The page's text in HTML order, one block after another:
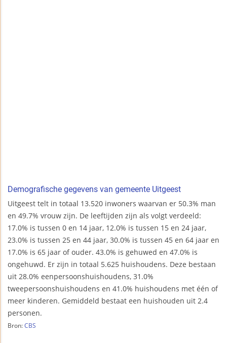
Demografische gegevens van gemeente Uitgeest
Uitgeest telt in totaal 13.520 inwoners waarvan er 50.3% man
en 49.7% vrouw zijn. De leeftijden zijn als volgt verdeeld:
17.0% is tussen 0 en 14 jaar, 12.0% is tussen 15 en 24 jaar,
23.0% is tussen 25 en 44 jaar, 30.0% is tussen 45 en 64 jaar en
17.0% is 65 jaar of ouder. 43.0% is gehuwed en 47.0% is
ongehuwd. Er zijn in totaal 5.625 huishoudens. Deze bestaan
uit 28.0% eenpersoonshuishoudens, 31.0%
tweepersoonshuishoudens en 41.0% huishoudens met één of
meer kinderen. Gemiddeld bestaat een huishouden uit 2.4
personen.
Bron: CBS